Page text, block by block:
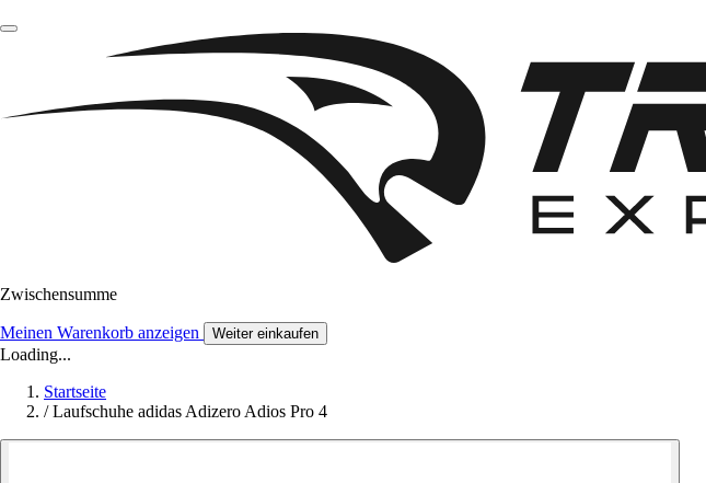
Zwischensumme
Meinen Warenkorb anzeigen Weiter einkaufen
Loading...
Startseite
/ Laufschuhe adidas Adizero Adios Pro 4